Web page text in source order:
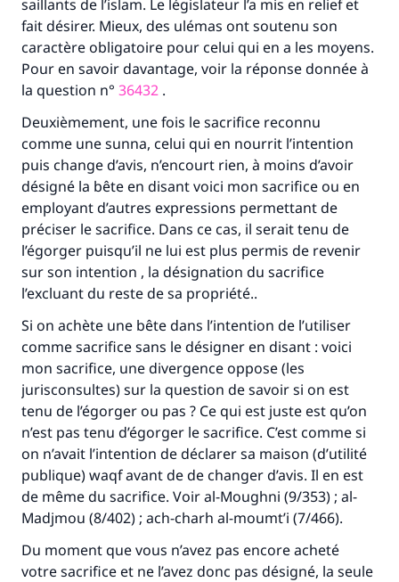
saillants de l’islam. Le législateur l’a mis en relief et
fait désirer. Mieux, des ulémas ont soutenu son
caractère obligatoire pour celui qui en a les moyens.
Pour en savoir davantage, voir la réponse donnée à
la question n° 36432 .
Deuxièmement, une fois le sacrifice reconnu
comme une sunna, celui qui en nourrit l’intention
puis change d’avis, n’encourt rien, à moins d’avoir
désigné la bête en disant voici mon sacrifice ou en
employant d’autres expressions permettant de
préciser le sacrifice. Dans ce cas, il serait tenu de
l’égorger puisqu’il ne lui est plus permis de revenir
sur son intention , la désignation du sacrifice
l’excluant du reste de sa propriété..
Si on achète une bête dans l’intention de l’utiliser
comme sacrifice sans le désigner en disant : voici
mon sacrifice, une divergence oppose (les
jurisconsultes) sur la question de savoir si on est
tenu de l’égorger ou pas ? Ce qui est juste est qu’on
n’est pas tenu d’égorger le sacrifice. C’est comme si
on n’avait l’intention de déclarer sa maison (d’utilité
publique) waqf avant de de changer d’avis. Il en est
de même du sacrifice. Voir al-Moughni (9/353) ; al-
Madjmou (8/402) ; ach-charh al-moumt’i (7/466).
Du moment que vous n’avez pas encore acheté
votre sacrifice et ne l’avez donc pas désigné, la seule
Faites une différence dans la vie de
millions de personnes grâce à votre
contribution
Aidez nous à apporter des réponses.
Le Messager d'Allah (Paix sur lui) a dit:
"Celui qui indique une bonne action obtient la
même récompense que celui qui le fait."